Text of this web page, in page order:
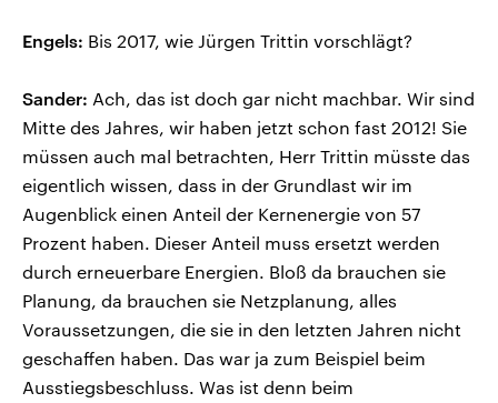
Engels: Bis 2017, wie Jürgen Trittin vorschlägt?
Sander: Ach, das ist doch gar nicht machbar. Wir sind
Mitte des Jahres, wir haben jetzt schon fast 2012! Sie
müssen auch mal betrachten, Herr Trittin müsste das
eigentlich wissen, dass in der Grundlast wir im
Augenblick einen Anteil der Kernenergie von 57
Prozent haben. Dieser Anteil muss ersetzt werden
durch erneuerbare Energien. Bloß da brauchen sie
Planung, da brauchen sie Netzplanung, alles
Voraussetzungen, die sie in den letzten Jahren nicht
geschaffen haben. Das war ja zum Beispiel beim
Ausstiegsbeschluss. Was ist denn beim